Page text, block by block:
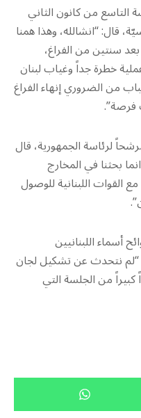
من كانون الثاني
قال: “انشالله، وهذا همنا
سنتين من الفراغ،
خطرة جداً وغياب لبنان
من الضروري إنهاء الفراغ
فرصة”.
لرئاسة الجمهورية، قال
بحثنا في المخارج
القوات اللبنانية للوصول
أسماء اللبنانيين
“لم نتحدث عن تشكيل لجان
من الجلسة التي